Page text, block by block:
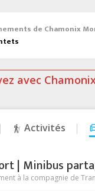
de Chamonix
avec
Activités
| Minibus
à la compagnie de